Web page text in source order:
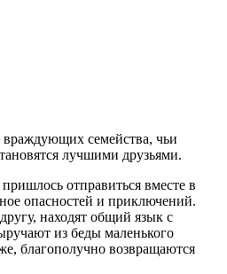
семейства, чьи
лучшими друзьями.
отправиться вместе в
опасностей и приключений.
находят общий язык с
из беды маленького
благополучно возвращаются